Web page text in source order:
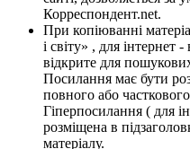
Корреспондент.net.
При копіюванні
і світу» , для інтернет
відкрите для
Посилання має бути
повного або
Гіперпосилання ( для
розміщена в
матеріалу.